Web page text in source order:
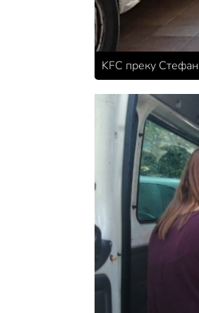
KFC преку